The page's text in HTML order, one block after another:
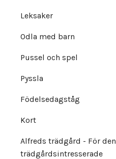
Leksaker
Odla med barn
Pussel och spel
Pyssla
Födelsedagståg
Kort
Alfreds trädgård - För den
trädgårdsintresserade